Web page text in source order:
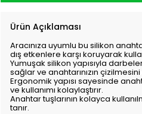
Ürün Açıklaması
Aracınıza uyumlu bu silikon anahtar
dış etkenlere karşı koruyarak
Yumuşak silikon yapısıyla
sağlar ve anahtarınızın
Ergonomik yapısı sayesinde
ve kullanımı kolaylaştırır.
Anahtar tuşlarının kolayca
tanır.